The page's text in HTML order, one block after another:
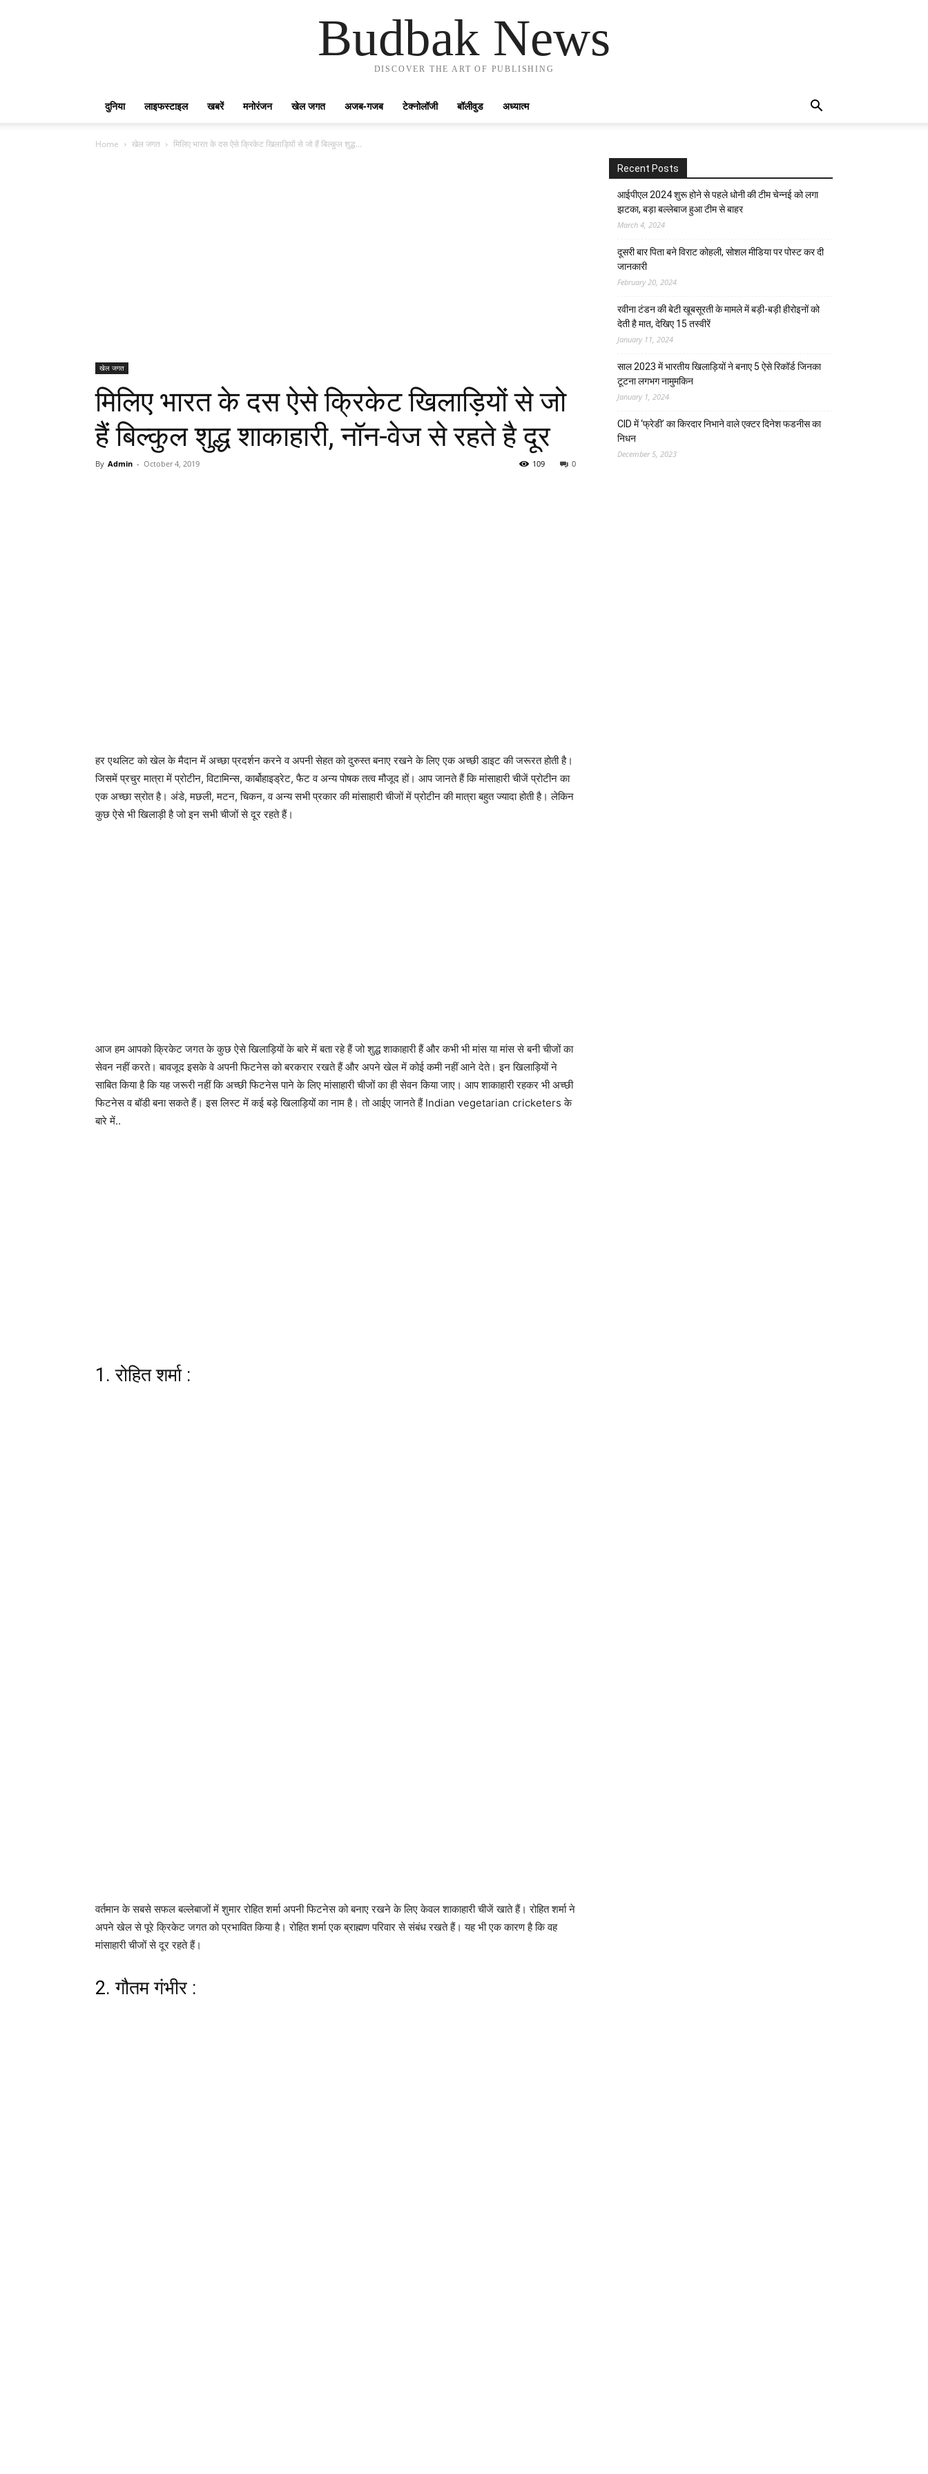
Budbak News
DISCOVER THE ART OF PUBLISHING
दुनिया लाइफस्टाइल खबरें मनोरंजन खेल जगत अजब-गजब टेक्नोलॉजी बॉलीवुड अध्यात्म
Home खेल जगत मिलिए भारत के दस ऐसे क्रिकेट खिलाड़ियों से जो हैं बिल्कुल शुद्ध...
खेल जगत
मिलिए भारत के दस ऐसे क्रिकेट खिलाड़ियों से जो
हैं बिल्कुल शुद्ध शाकाहारी, नॉन-वेज से रहते है दूर
By Admin - October 4, 2019 0
109
हर एथलिट को खेल के मैदान में अच्छा प्रदर्शन करने व अपनी सेहत को दुरुस्त बनाए रखने के लिए एक अच्छी डाइट की जरूरत होती है।
जिसमें प्रचुर मात्रा में प्रोटीन, विटामिन्स, कार्बोहाइड्रेट, फैट व अन्य पोषक तत्व मौजूद हों। आप जानते हैं कि मांसाहारी चीजें प्रोटीन का
एक अच्छा स्रोत है। अंडे, मछली, मटन, चिकन, व अन्य सभी प्रकार की मांसाहारी चीजों में प्रोटीन की मात्रा बहुत ज्यादा होती है। लेकिन
कुछ ऐसे भी खिलाड़ी है जो इन सभी चीजों से दूर रहते हैं।
आज हम आपको क्रिकेट जगत के कुछ ऐसे खिलाड़ियों के बारे में बता रहे हैं जो शुद्ध शाकाहारी हैं और कभी भी मांस या मांस से बनी चीजों का
सेवन नहीं करते। बावजूद इसके वे अपनी फिटनेस को बरकरार रखते हैं और अपने खेल में कोई कमी नहीं आने देते। इन खिलाड़ियों ने
साबित किया है कि यह जरूरी नहीं कि अच्छी फिटनेस पाने के लिए मांसाहारी चीजों का ही सेवन किया जाए। आप शाकाहारी रहकर भी अच्छी
फिटनेस व बॉडी बना सकते हैं। इस लिस्ट में कई बड़े खिलाड़ियों का नाम है। तो आईए जानते हैं Indian vegetarian cricketers के
बारे में..
1. रोहित शर्मा :
वर्तमान के सबसे सफल बल्लेबाजों में शुमार रोहित शर्मा अपनी फिटनेस को बनाए रखने के लिए केवल शाकाहारी चीजें खाते हैं। रोहित शर्मा ने
अपने खेल से पूरे क्रिकेट जगत को प्रभावित किया है। रोहित शर्मा एक ब्राह्मण परिवार से संबंध रखते हैं। यह भी एक कारण है कि वह
मांसाहारी चीजों से दूर रहते हैं।
2. गौतम गंभीर :
Recent Posts
आईपीएल 2024 शुरू होने से पहले धोनी की टीम चेन्नई को लगा
झटका, बड़ा बल्लेबाज हुआ टीम से बाहर
March 4, 2024
दूसरी बार‌ पिता बने विराट कोहली, सोशल मीडिया पर पोस्ट कर दी‌
जानकारी
February 20, 2024
रवीना टंडन की बेटी खूबसूरती के मामले में बड़ी-बड़ी हीरोइनों को
देती है मात, देखिए 15 तस्वीरें
January 11, 2024
साल 2023 में भारतीय खिलाड़ियों ने बनाए 5 ऐसे रिकॉर्ड जिनका
टूटना लगभग नामुमकिन
January 1, 2024
CID में ‘फ्रेडी’ का किरदार निभाने वाले एक्टर दिनेश फडनीस का
निधन
December 5, 2023